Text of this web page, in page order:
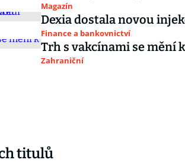
Magazín
Dexia dostala novou
Finance a bankovnictví
Trh s vakcínami se mění
Zahraniční
titulů